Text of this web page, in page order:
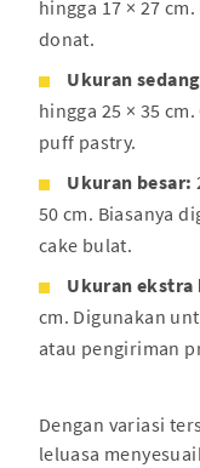
hingga 17 × 27
donat.
Ukuran
hingga 25 × 35
puff pastry.
Ukuran besar:
50 cm. Biasanya
cake bulat.
Ukuran ekstra
cm. Digunakan
atau pengiriman
Dengan variasi
leluasa